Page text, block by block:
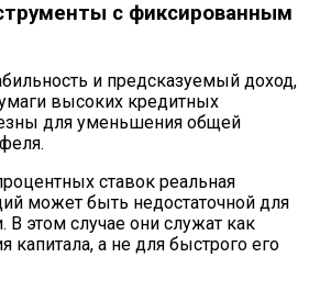
с фиксированным
и предсказуемый доход,
высоких кредитных
для уменьшения общей
ставок реальная
может быть недостаточной для
этом случае они служат как
капитала, а не для быстрого его